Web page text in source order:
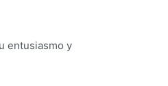
entusiasmo y